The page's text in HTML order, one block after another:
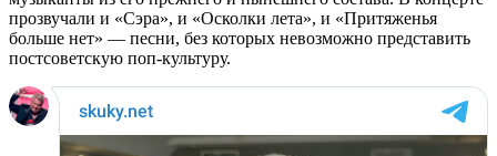
прозвучали и «Сэра», и «Осколки лета», и «Притяженья
больше нет» — песни, без которых невозможно представить
постсоветскую поп-культуру.